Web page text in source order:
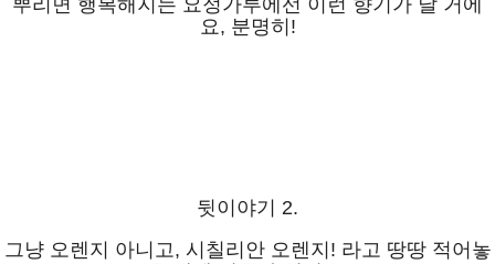
요, 분명히!
뒷이야기 2.
그냥 오렌지 아니고, 시칠리안 오렌지! 라고 땅땅 적어놓